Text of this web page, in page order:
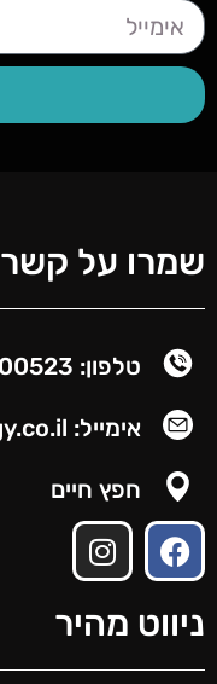
שמרו על קשר
טלפון: 050-5300523
אימייל: liran@livenergy.co.il
חפץ חיים
ניווט מהיר